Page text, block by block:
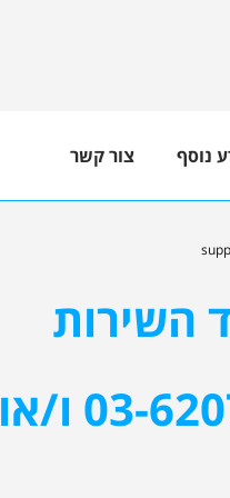
נוסף צור קשר
השירות
והתמיכה לרשותכם, ניתן לפנות לטלפון 03-6207000 ו/או